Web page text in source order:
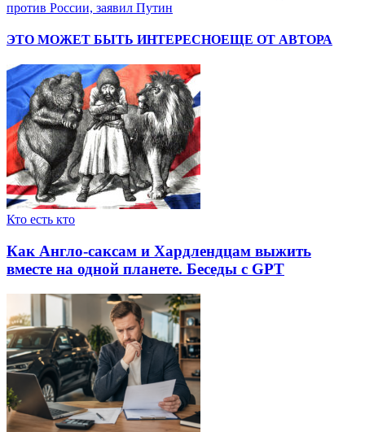
против России, заявил Путин
ЭТО МОЖЕТ БЫТЬ ИНТЕРЕСНОЕЩЕ ОТ АВТОРА
Кто есть кто
Как Англо-саксам и Хардлендцам выжить
вместе на одной планете. Беседы с GPT